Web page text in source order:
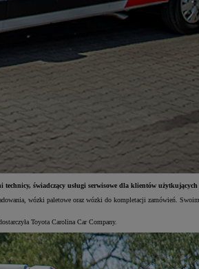
świadczący usługi serwisowe dla klientów
wózki paletowe oraz wózki do kompletacji zamówień. Swoim
Toyota Carolina Car Company.